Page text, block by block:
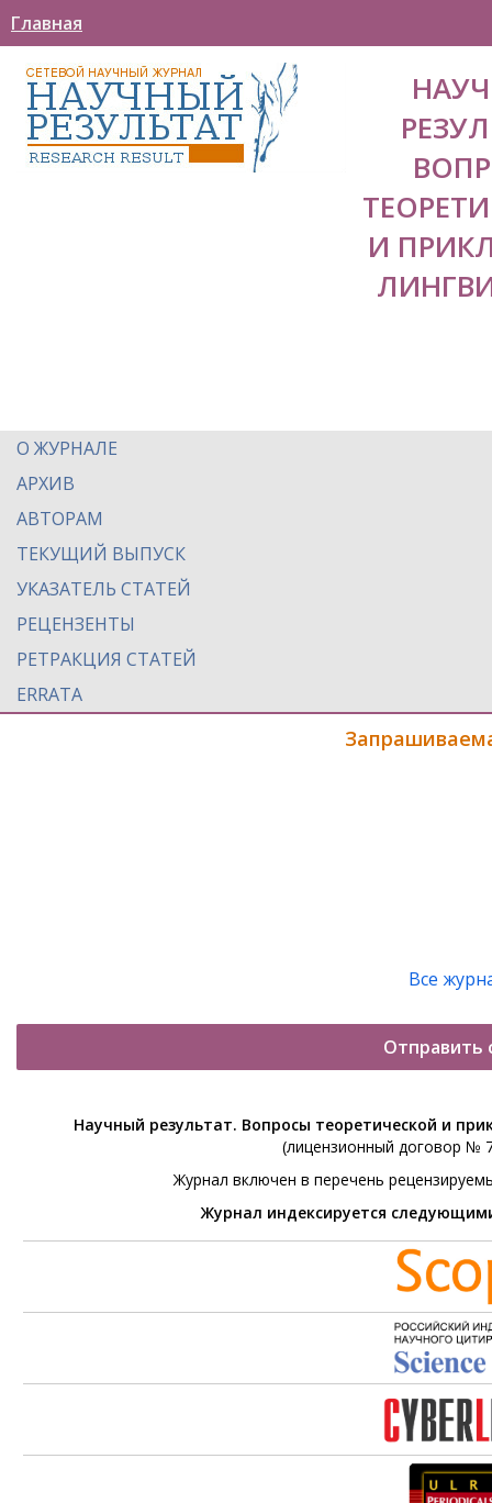
Главная
И
О ЖУРНАЛЕ
АРХИВ
АВТОРАМ
ТЕКУЩИЙ ВЫПУСК
УКАЗАТЕЛЬ СТАТЕЙ
РЕЦЕНЗЕНТЫ
РЕТРАКЦИЯ СТАТЕЙ
ERRATA
Все
Отправить
Научный результат. Вопросы теоретической и
(лицензионный договор №
Журнал включен в перечень
Журнал индексируется